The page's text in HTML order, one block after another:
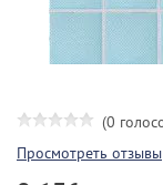
(0
Просмотреть отзывы